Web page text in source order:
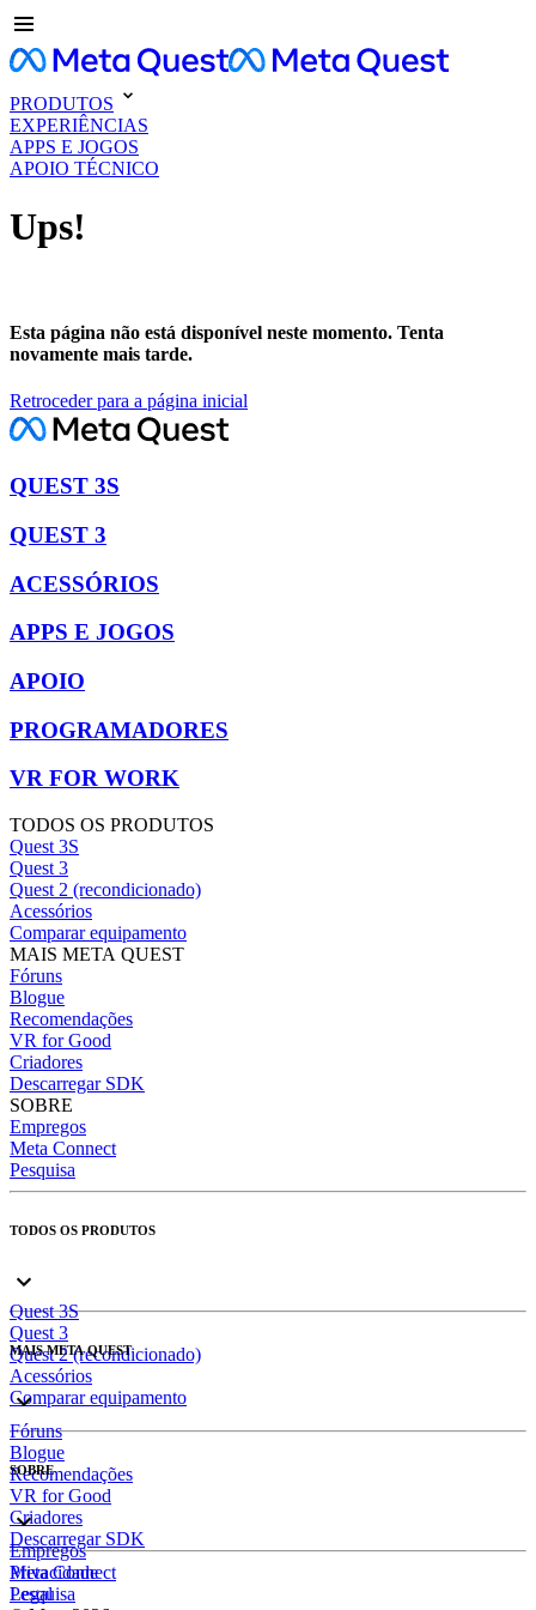
PRODUTOS
EXPERIÊNCIAS
APPS E JOGOS
APOIO TÉCNICO
Ups!
Esta página não está disponível neste momento. Tenta
novamente mais tarde.
Retroceder para a página inicial
QUEST 3S
QUEST 3
ACESSÓRIOS
APPS E JOGOS
APOIO
PROGRAMADORES
VR FOR WORK
TODOS OS PRODUTOS
Quest 3S
Quest 3
Quest 2 (recondicionado)
Acessórios
Comparar equipamento
MAIS META QUEST
Fóruns
Blogue
Recomendações
VR for Good
Criadores
Descarregar SDK
SOBRE
Empregos
Meta Connect
Pesquisa
TODOS OS PRODUTOS
Quest 3S
Quest 3
Quest 2 (recondicionado)
Acessórios
Comparar equipamento
MAIS META QUEST
Fóruns
Blogue
Recomendações
VR for Good
Criadores
Descarregar SDK
SOBRE
Empregos
Meta Connect
Pesquisa
Privacidade
Legal